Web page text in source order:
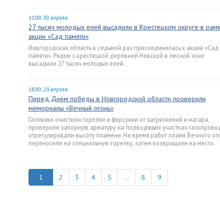
11:00, 30 апреля
27 тысяч молодых елей высадили в Крестецком округе в
акции «Сад памяти»
Новгородская область в седьмой раз присоединилась к акции «Сад
памяти». Рядом с крестецкой деревней Невской в лесной зоне
высадили 27 тысяч молодых елей.
18:00, 29 апреля
Перед Днём победы в Новгородской области проверили
мемориалы «Вечный огонь»
Газовики очистили горелки и форсунки от загрязнений и нагара,
проверили запорную арматуру на подводящих участках
отрегулировали высоту пламени. На время работ пламя Вечного
переносили на специальную горелку, затем возвращали на место.
2 3 4 5 ... 8 9